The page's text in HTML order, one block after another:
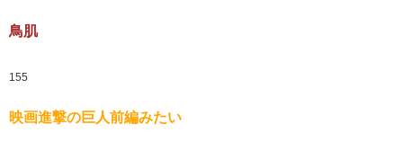
鳥肌
155
映画進撃の巨人前編みたい